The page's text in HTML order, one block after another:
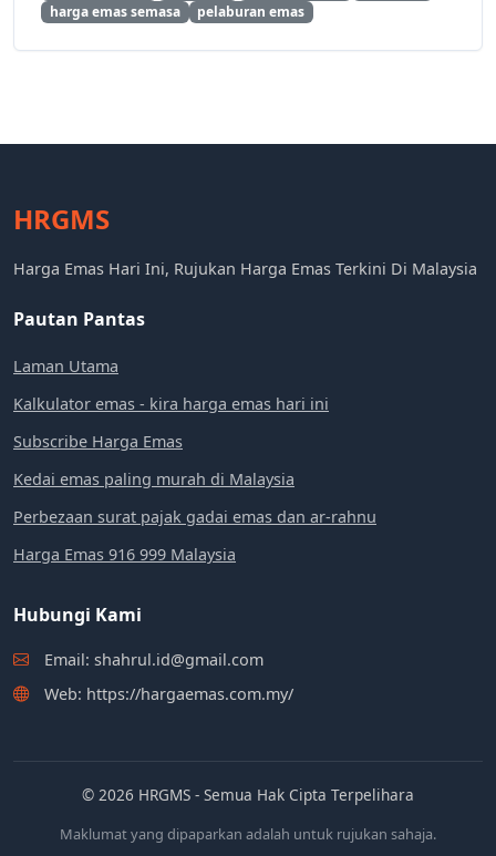
harga emas semasa
pelaburan emas
HRGMS
Harga Emas Hari Ini, Rujukan Harga Emas Terkini Di Malaysia
Pautan Pantas
Laman Utama
Kalkulator emas - kira harga emas hari ini
Subscribe Harga Emas
Kedai emas paling murah di Malaysia
Perbezaan surat pajak gadai emas dan ar-rahnu
Harga Emas 916 999 Malaysia
Hubungi Kami
Email: shahrul.id@gmail.com
Web: https://hargaemas.com.my/
© 2026 HRGMS - Semua Hak Cipta Terpelihara
Maklumat yang dipaparkan adalah untuk rujukan sahaja.